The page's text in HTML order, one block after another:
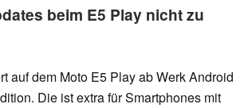
beim E5 Play nicht zu
auf dem Moto E5 Play ab Werk Android
Die ist extra für Smartphones mit